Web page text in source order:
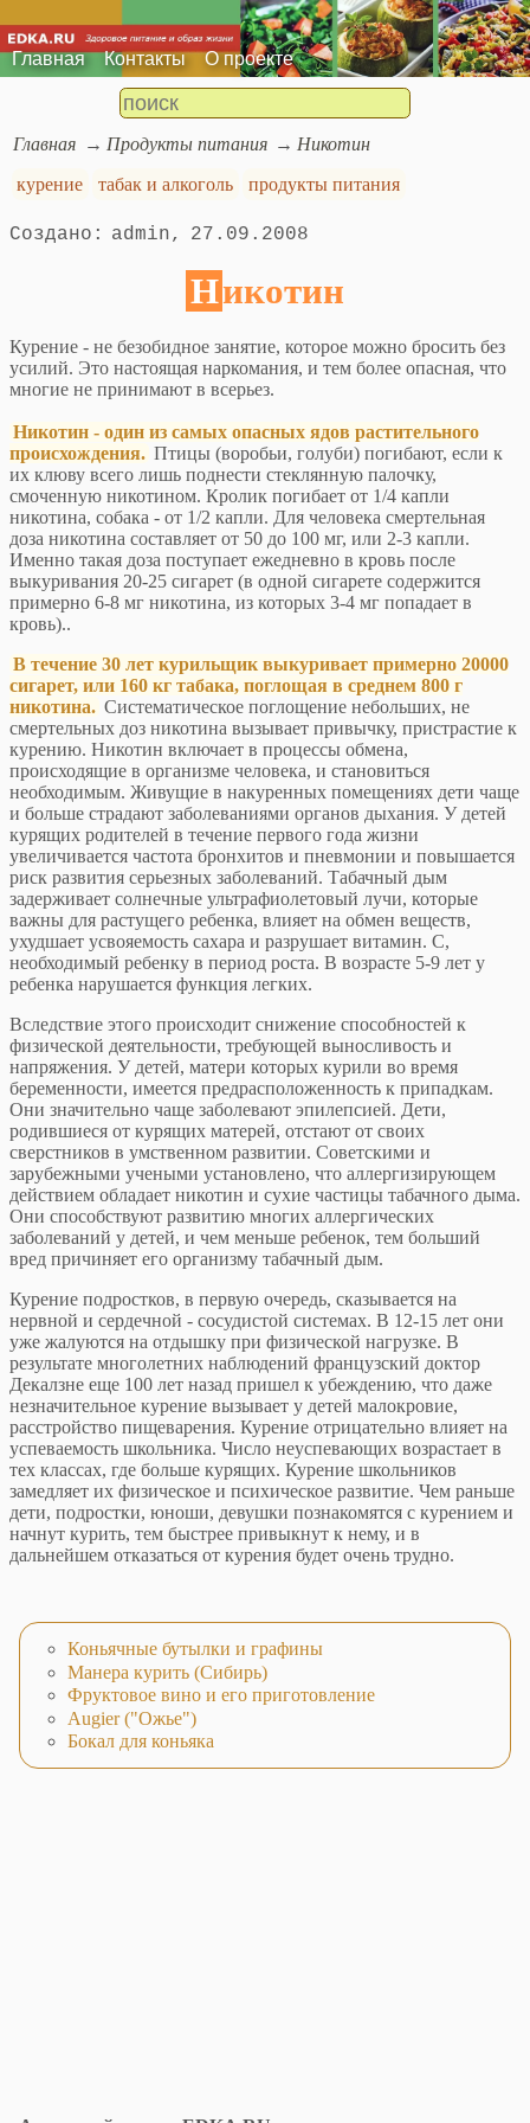
Главная Контакты О проекте
Главная Продукты питания
Никотин
курение
табак и алкоголь продукты питания
admin 27.09.2008
Никотин
Курение - не безобидное занятие, которое можно бросить без
усилий. Это настоящая наркомания, и тем более опасная, что
многие не принимают в всерьез.
Никотин - один из самых опасных ядов растительного
происхождения. Птицы (воробьи, голуби) погибают, если к
их клюву всего лишь поднести стеклянную палочку,
смоченную никотином. Кролик погибает от 1/4 капли
никотина, собака - от 1/2 капли. Для человека смертельная
доза никотина составляет от 50 до 100 мг, или 2-3 капли.
Именно такая доза поступает ежедневно в кровь после
выкуривания 20-25 сигарет (в одной сигарете содержится
примерно 6-8 мг никотина, из которых 3-4 мг попадает в
кровь)..
В течение 30 лет курильщик выкуривает примерно 20000
сигарет, или 160 кг табака, поглощая в среднем 800 г
никотина. Систематическое поглощение небольших, не
смертельных доз никотина вызывает привычку, пристрастие к
курению. Никотин включает в процессы обмена,
происходящие в организме человека, и становиться
необходимым. Живущие в накуренных помещениях дети чаще
и больше страдают заболеваниями органов дыхания. У детей
курящих родителей в течение первого года жизни
увеличивается частота бронхитов и пневмонии и повышается
риск развития серьезных заболеваний. Табачный дым
задерживает солнечные ультрафиолетовый лучи, которые
важны для растущего ребенка, влияет на обмен веществ,
ухудшает усвояемость сахара и разрушает витамин. С,
необходимый ребенку в период роста. В возрасте 5-9 лет у
ребенка нарушается функция легких.
Вследствие этого происходит снижение способностей к
физической деятельности, требующей выносливость и
напряжения. У детей, матери которых курили во время
беременности, имеется предрасположенность к припадкам.
Они значительно чаще заболевают эпилепсией. Дети,
родившиеся от курящих матерей, отстают от своих
сверстников в умственном развитии. Советскими и
зарубежными учеными установлено, что аллергизирующем
действием обладает никотин и сухие частицы табачного дыма.
Они способствуют развитию многих аллергических
заболеваний у детей, и чем меньше ребенок, тем больший
вред причиняет его организму табачный дым.
Курение подростков, в первую очередь, сказывается на
нервной и сердечной - сосудистой системах. В 12-15 лет они
уже жалуются на отдышку при физической нагрузке. В
результате многолетних наблюдений французский доктор
Декалзне еще 100 лет назад пришел к убеждению, что даже
незначительное курение вызывает у детей малокровие,
расстройство пищеварения. Курение отрицательно влияет на
успеваемость школьника. Число неуспевающих возрастает в
тех классах, где больше курящих. Курение школьников
замедляет их физическое и психическое развитие. Чем раньше
дети, подростки, юноши, девушки познакомятся с курением и
начнут курить, тем быстрее привыкнут к нему, и в
дальнейшем отказаться от курения будет очень трудно.
Коньячные бутылки и графины
Манера курить (Сибирь)
Фруктовое вино и его приготовление
Augier ("Ожье")
Бокал для коньяка